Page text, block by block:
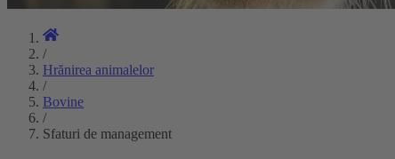
/
Hrănirea animalelor
/
Bovine
/
Sfaturi de management